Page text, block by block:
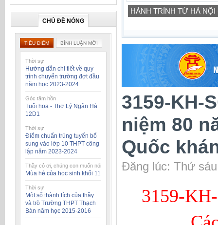
CHỦ ĐỀ NÓNG
TIÊU ĐIỂM BÌNH LUẬN MỚI
Thời sự
Hướng dẫn chi tiết về quy
trình chuyển trường đợt đầu
năm học 2023-2024
Góc tâm hồn
Tuổi hoa - Thơ Lý Ngân Hà
12D1
Thời sự
Điểm chuẩn trúng tuyển bổ
sung vào lớp 10 THPT công
lập năm 2023-2024
Thầy cô ơi, chúng con muốn nói
Mùa hè của học sinh khối 11
Thời sự
Một số thành tích của thầy
và trò Trường THPT Thạch
Bàn năm học 2015-2016
HÀNH TRÌNH TỪ HÀ
3159-KH-
niệm 80
Quốc
Đăng lúc: Thứ
3159-